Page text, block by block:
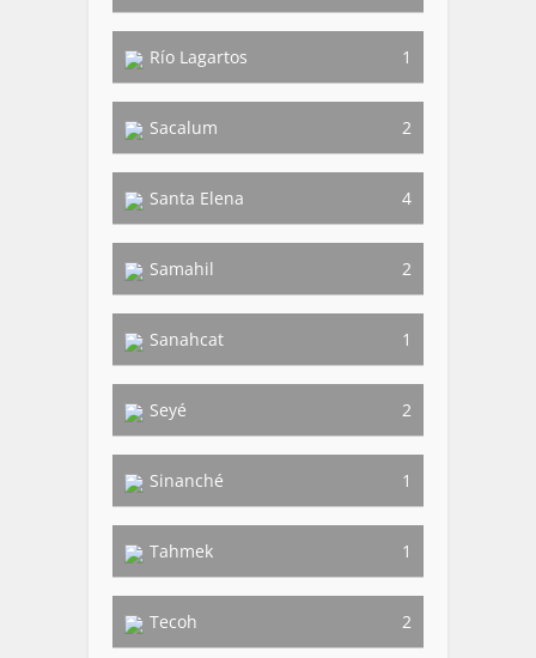
Río Lagartos 1
Sacalum 2
Santa Elena 4
Samahil 2
Sanahcat 1
Seyé 2
Sinanché 1
Tahmek 1
Tecoh 2